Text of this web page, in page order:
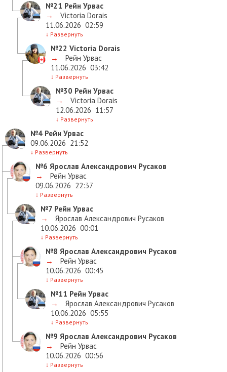
№21 Рейн Урвас
→
Victoria Dorais
11.06.2026 02:59
↓ Развернуть
№22 Victoria Dorais
→
Рейн Урвас
11.06.2026 03:42
↓ Развернуть
№30 Рейн Урвас
→
Victoria Dorais
12.06.2026 11:57
↓ Развернуть
№4 Рейн Урвас
09.06.2026 21:52
↓ Развернуть
№6 Ярослав Александрович Русаков
→
Рейн Урвас
09.06.2026 22:37
↓ Развернуть
№7 Рейн Урвас
→
Ярослав Александрович Русаков
10.06.2026 00:01
↓ Развернуть
№8 Ярослав Александрович Русаков
→
Рейн Урвас
10.06.2026 00:45
↓ Развернуть
№11 Рейн Урвас
→
Ярослав Александрович Русаков
10.06.2026 05:55
↓ Развернуть
№9 Ярослав Александрович Русаков
→
Рейн Урвас
10.06.2026 00:56
↓ Развернуть